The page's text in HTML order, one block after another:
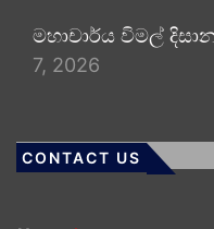
මහාචාර්ය විමල්
7, 2026
CONTACT US